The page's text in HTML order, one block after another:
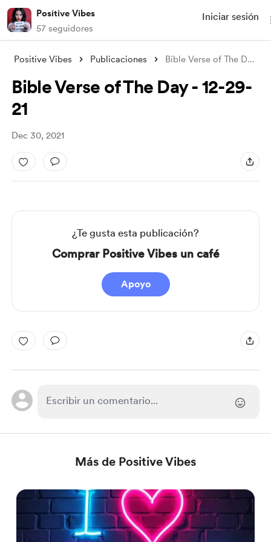
Positive Vibes
57 seguidores
Iniciar sesión
Positive Vibes Publicaciones Bible Verse of The Day - 12-29-21
Bible Verse of The Day - 12-29-
21
Dec 30, 2021
¿Te gusta esta publicación?
Comprar Positive Vibes un café
Apoyo
Más de Positive Vibes